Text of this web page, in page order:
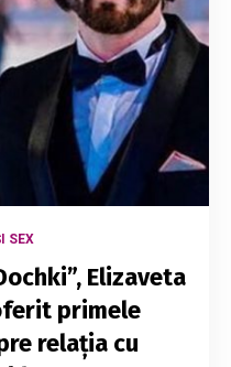
SEX
Elizaveta
primele
relația cu